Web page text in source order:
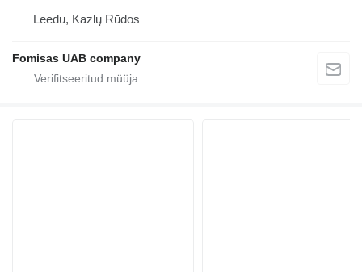
Leedu, Kazlų Rūdos
Fomisas UAB company